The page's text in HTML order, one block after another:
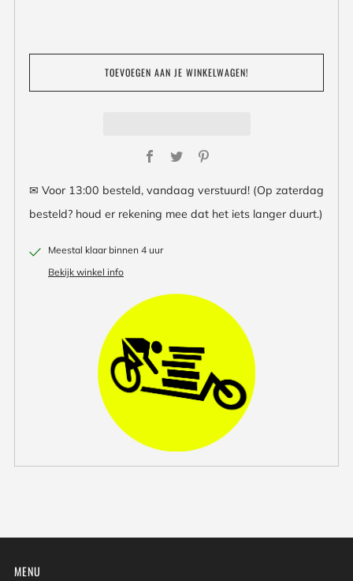
TOEVOEGEN AAN JE WINKELWAGEN!
Facebook
Twitter
✉ Voor 13:00 besteld, vandaag verstuurd! (Op zaterdag
besteld? houd er rekening mee dat het iets langer duurt.)
Meestal klaar binnen 4 uur
Bekijk winkel info
MENU